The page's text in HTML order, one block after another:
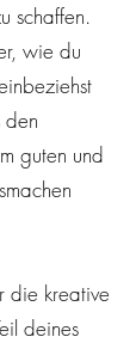
schaffen.
wie du
den
guten und
die kreative
deines